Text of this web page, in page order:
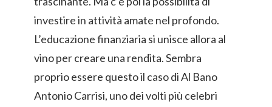
investire in attività amate nel profondo.
L’educazione finanziaria si unisce allora al
vino per creare una rendita. Sembra
proprio essere questo il caso di Al Bano
Antonio Carrisi, uno dei volti più celebri